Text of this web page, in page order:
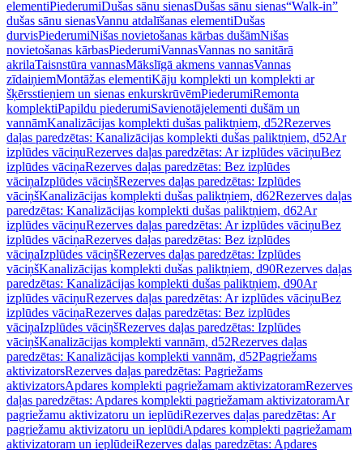
elementiPiederumiDušas sānu sienasDušas sānu sienas“Walk-in”
dušas sānu sienasVannu atdalīšanas elementiDušas
durvisPiederumiNišas novietošanas kārbas dušāmNišas
novietošanas kārbasPiederumiVannasVannas no sanitārā
akrilaTaisnstūra vannasMākslīgā akmens vannasVannas
zīdaiņiemMontāžas elementiKāju komplekti un komplekti ar
šķērsstieņiem un sienas enkurskrūvēmPiederumiRemonta
komplektiPapildu piederumiSavienotājelementi dušām un
vannāmKanalizācijas komplekti dušas paliktņiem, d52Rezerves
daļas paredzētas: Kanalizācijas komplekti dušas paliktņiem, d52Ar
izplūdes vāciņuRezerves daļas paredzētas: Ar izplūdes vāciņuBez
izplūdes vāciņaRezerves daļas paredzētas: Bez izplūdes
vāciņaIzplūdes vāciņšRezerves daļas paredzētas: Izplūdes
vāciņšKanalizācijas komplekti dušas paliktņiem, d62Rezerves daļas
paredzētas: Kanalizācijas komplekti dušas paliktņiem, d62Ar
izplūdes vāciņuRezerves daļas paredzētas: Ar izplūdes vāciņuBez
izplūdes vāciņaRezerves daļas paredzētas: Bez izplūdes
vāciņaIzplūdes vāciņšRezerves daļas paredzētas: Izplūdes
vāciņšKanalizācijas komplekti dušas paliktņiem, d90Rezerves daļas
paredzētas: Kanalizācijas komplekti dušas paliktņiem, d90Ar
izplūdes vāciņuRezerves daļas paredzētas: Ar izplūdes vāciņuBez
izplūdes vāciņaRezerves daļas paredzētas: Bez izplūdes
vāciņaIzplūdes vāciņšRezerves daļas paredzētas: Izplūdes
vāciņšKanalizācijas komplekti vannām, d52Rezerves daļas
paredzētas: Kanalizācijas komplekti vannām, d52Pagriežams
aktivizatorsRezerves daļas paredzētas: Pagriežams
aktivizatorsApdares komplekti pagriežamam aktivizatoramRezerves
daļas paredzētas: Apdares komplekti pagriežamam aktivizatoramAr
pagriežamu aktivizatoru un ieplūdiRezerves daļas paredzētas: Ar
pagriežamu aktivizatoru un ieplūdiApdares komplekti pagriežamam
aktivizatoram un ieplūdeiRezerves daļas paredzētas: Apdares